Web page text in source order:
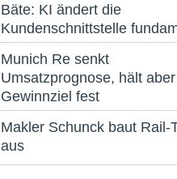
Bäte: KI ändert die
Kundenschnittstelle
Munich Re senkt
Umsatzprognose, hält
Gewinnziel fest
Makler Schunck baut Rail-
aus